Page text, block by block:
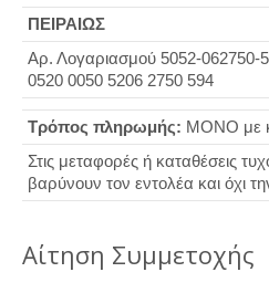
ΠΕΙΡΑΙΩΣ
Αρ. Λογαριασμού 5052-062750-
0520 0050 5206 2750 594
Τρόπος πληρωμής: ΜΟΝΟ με
Στις μεταφορές ή καταθέσεις
βαρύνουν τον εντολέα και όχι
Aίτηση Συμμετοχής